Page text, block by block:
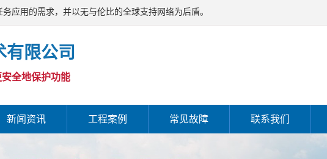
应用的需求，并以无与伦比的全球支持网络为后盾。
限公司
全地保护功能
新闻资讯 工程案例 常见故障 联系我们